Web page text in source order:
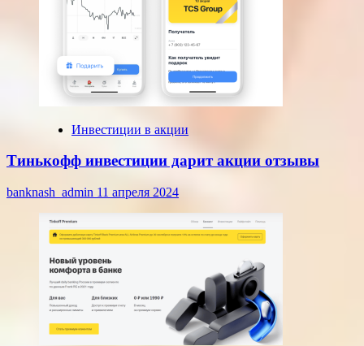
Инвестиции в акции
Тинькофф инвестиции дарит акции отзывы
banknash_admin 11 апреля 2024